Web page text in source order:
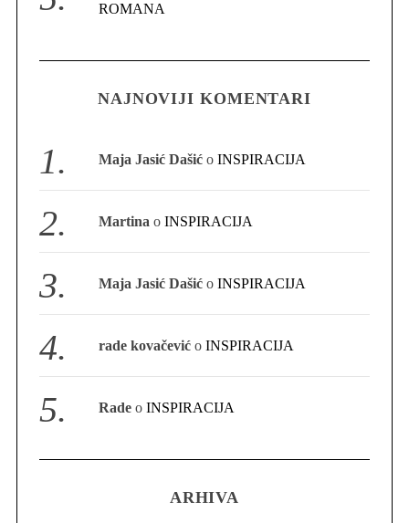
ROMANA
NAJNOVIJI KOMENTARI
Maja Jasić Dašić oINSPIRACIJA
Martina oINSPIRACIJA
Maja Jasić Dašić oINSPIRACIJA
rade kovačević oINSPIRACIJA
Rade oINSPIRACIJA
ARHIVA
e
: